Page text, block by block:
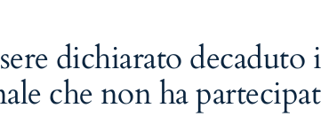
dichiarato
che non ha